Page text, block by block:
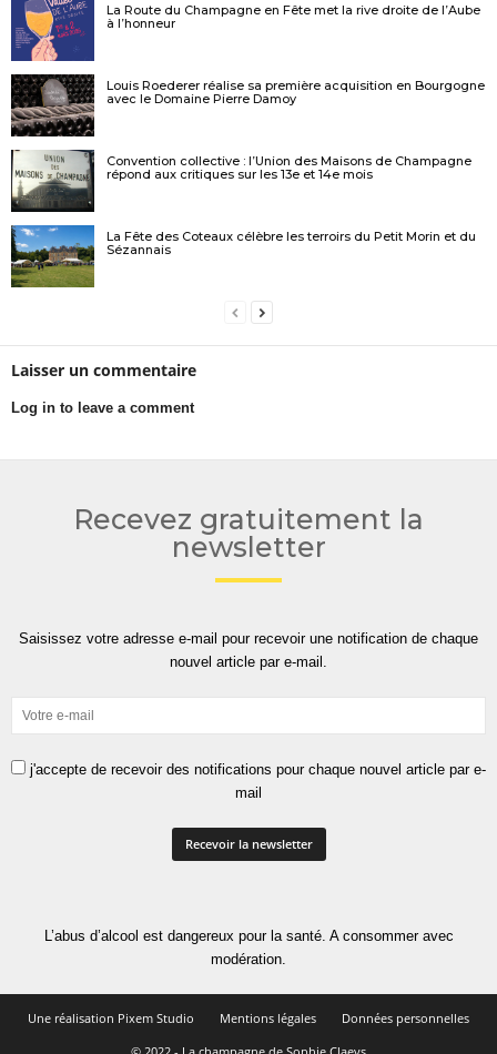
La Route du Champagne en Fête met la rive droite de l’Aube
à l’honneur
Louis Roederer réalise sa première acquisition en Bourgogne
avec le Domaine Pierre Damoy
Convention collective : l’Union des Maisons de Champagne
répond aux critiques sur les 13e et 14e mois
La Fête des Coteaux célèbre les terroirs du Petit Morin et du
Sézannais
Laisser un commentaire
Log in to leave a comment
Recevez gratuitement la
newsletter
Saisissez votre adresse e-mail pour recevoir une notification de chaque
nouvel article par e-mail.
j'accepte de recevoir des notifications pour chaque nouvel article par e-
mail
L’abus d’alcool est dangereux pour la santé. A consommer avec
modération.
Une réalisation Pixem Studio Mentions légales
Données personnelles